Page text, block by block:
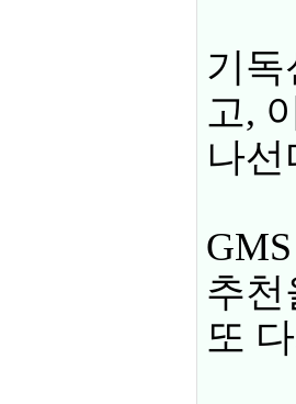
기
고,
나선
추
또